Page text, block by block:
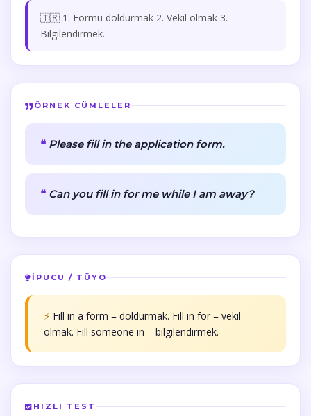
🇹🇷 1. Formu doldurmak 2. Vekil olmak 3.
Bilgilendirmek.
ÖRNEK CÜMLELER
Please fill in the application form.
Can you fill in for me while I am away?
İPUCU / TÜYO
⚡ Fill in a form = doldurmak. Fill in for = vekil
olmak. Fill someone in = bilgilendirmek.
HIZLI TEST